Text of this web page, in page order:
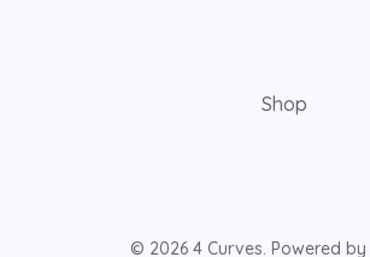
Shop
© 2026 4 Curves. Powered by